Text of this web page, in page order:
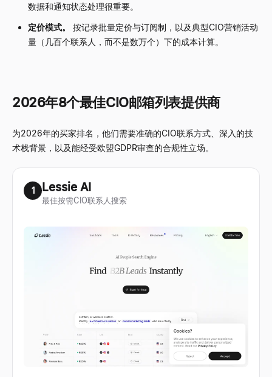
数据和通知状态处理很重要。
定价模式。
按记录批量定价与订阅制，以及典型CIO营销活动
量（几百个联系人，而不是数万个）下的成本计算。
2026年8个最佳CIO邮箱列表提供商
为2026年的买家排名，他们需要准确的CIO联系方式、深入的技
术栈背景，以及能经受欧盟GDPR审查的合规性立场。
1 Lessie AI
最佳按需CIO联系人搜索